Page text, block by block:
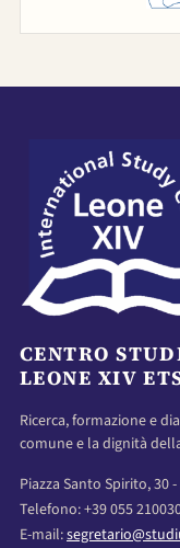
CENTRO
LEONE XIV
Ricerca, formazione e
comune e la dignità
Piazza Santo Spirito, 30
Telefono: +39 055
E-mail: